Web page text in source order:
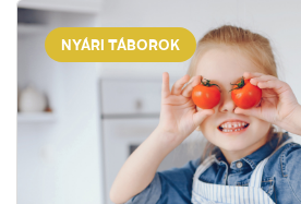
NYÁRI TÁBOROK